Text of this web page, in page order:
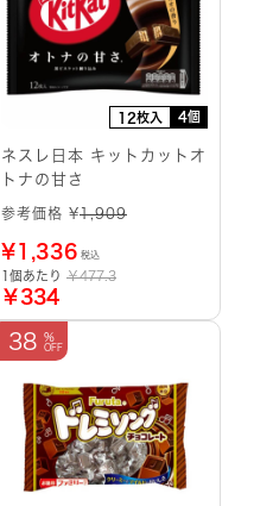
12枚入 4個
ネスレ日本 キットカットオ
トナの甘さ
参考価格 ¥1,909
¥1,336 税込
1個あたり ￥477.3
￥334
38